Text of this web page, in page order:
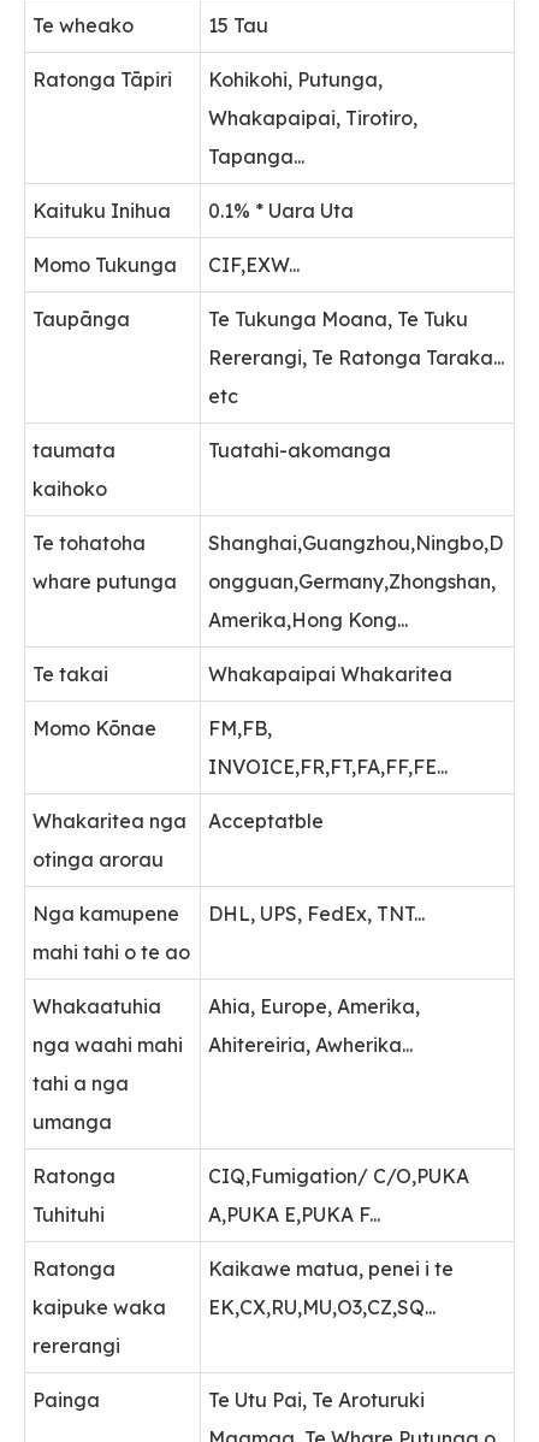
Te wheako 15 Tau
Ratonga Tāpiri
Kohikohi, Putunga,
Whakapaipai, Tirotiro,
Tapanga...
Kaituku Inihua 0.1% * Uara Uta
Momo Tukunga CIF,EXW...
Taupānga
Te Tukunga Moana, Te Tuku
Rererangi, Te Ratonga Taraka...
etc
taumata
kaihoko
Tuatahi-akomanga
Te tohatoha
whare putunga
Shanghai,Guangzhou,Ningbo,D
ongguan,Germany,Zhongshan,
Amerika,Hong Kong...
Te takai Whakapaipai Whakaritea
Momo Kōnae
FM,FB,
INVOICE,FR,FT,FA,FF,FE...
Whakaritea nga
otinga arorau
Acceptatble
Nga kamupene
mahi tahi o te ao
DHL, UPS, FedEx, TNT...
Whakaatuhia
nga waahi mahi
tahi a nga
umanga
Ahia, Europe, Amerika,
Ahitereiria, Awherika...
Ratonga
Tuhituhi
CIQ,Fumigation/ C/O,PUKA
A,PUKA E,PUKA F...
Ratonga
kaipuke waka
rererangi
Kaikawe matua, penei i te
EK,CX,RU,MU,O3,CZ,SQ...
Painga
Te Utu Pai, Te Aroturuki